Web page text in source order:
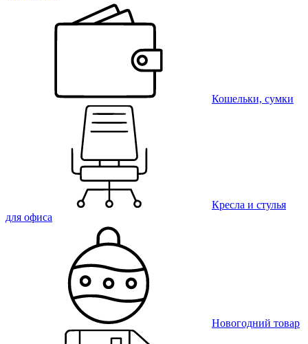
Кошельки, сумки
Кресла и стулья
для офиса
Новогодний товар